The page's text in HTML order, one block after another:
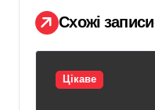
с
і
в
Схожі записи
Цікаве